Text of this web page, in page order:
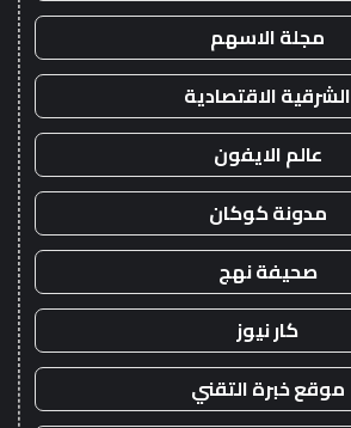
مجلة الاسهم
الشرقية الاقتصادية
عالم الايفون
مدونة كوكان
صحيفة نهج
كار نيوز
موقع خبرة التقني